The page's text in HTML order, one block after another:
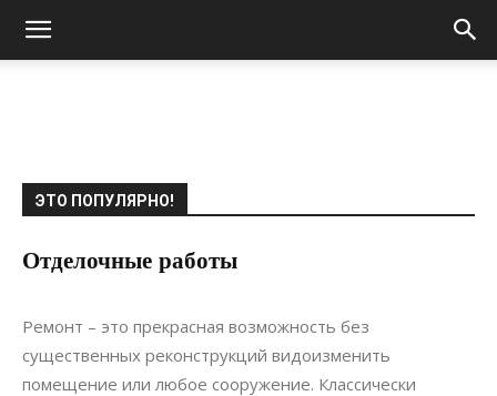
ЭТО ПОПУЛЯРНО!
Отделочные работы
26.09.2019
Ремонт – это прекрасная возможность без
существенных реконструкций видоизменить
помещение или любое сооружение. Классически